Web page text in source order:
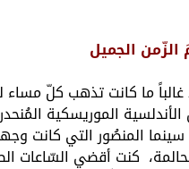
الجميل
غالباً ما كانت تذهب كلّ مساء
الأندلسية الموريسكية
المنصُور التي كانت
كنت أقضي السّاعات